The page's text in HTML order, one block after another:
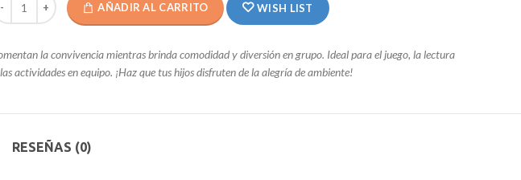
AÑADIR AL CARRITO WISH LIST
la convivencia mientras brinda comodidad y diversión en grupo. Ideal para el juego, la lectura
actividades en equipo. ¡Haz que tus hijos disfruten de la alegría de ambiente!
RESEÑAS (0)